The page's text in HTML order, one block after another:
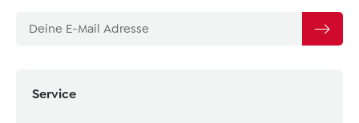
Service